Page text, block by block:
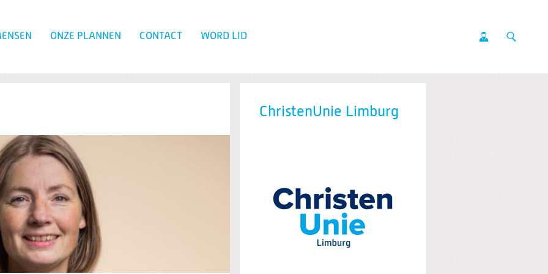
ONZE PLANNEN CONTACT WORD LID
ChristenUnie Limburg